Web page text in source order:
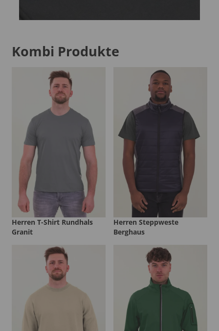
Kombi Produkte
Herren T-Shirt Rundhals
Granit
Herren Steppweste
Berghaus